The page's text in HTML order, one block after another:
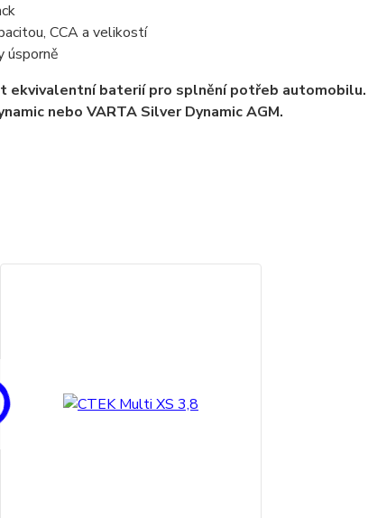
CCA a velikostí
úsporně
ekvivalentní baterií pro splnění potřeb automobilu.
nebo VARTA Silver Dynamic AGM.